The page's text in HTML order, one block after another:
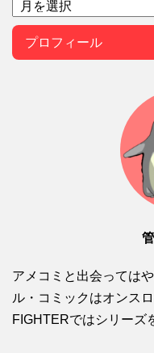
プロフィール
アメコミと出会っては
ル・コミックはオンス
FIGHTERではシリーズ